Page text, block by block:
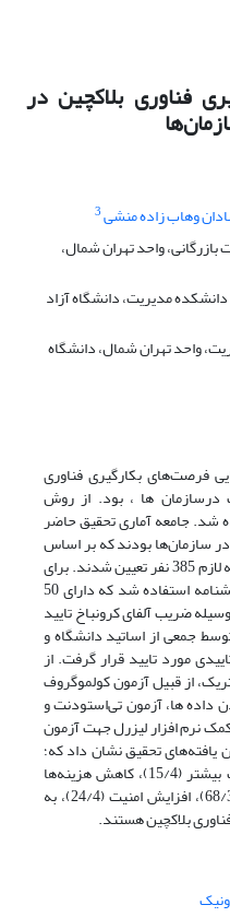
فناوری بلاکچین در
وهاب زاده منشی3
واحد تهران شمال،
دانشکده مدیریت، دانشگاه آزاد
واحد تهران شمال، دانشگاه
فرصت‌های بکارگیری فناوری
درسازمان ها ، بود. از روش
شد. جامعه آماری تحقیق حاضر
سازمان‌ها بودند که بر اساس
فرمول کوکران، در مجموع حجم نمونه لازم 385 نفر تعیین شدند. برای
بررسی متغیرهای تحقیق از ابزار پرسشنامه استفاده شد که دارای 50
ضریب آلفای کرونباخ تایید
جمعی از اساتید دانشگاه و
مورد تایید قرار گرفت. از
از قبیل آزمون کولموگروف
داده ها، آزمون تی‌استودنت و
نرم افزار لیزرل جهت آزمون
تحقیق نشان داد که؛
عوامل بهبود کارایی (75/3)، شفافیت بیشتر (15/4)، کاهش هزینه‌ها
(87/3)، ارتقای همکاری و ارتباطات (68/3)، افزایش امنیت (24/4)، به
بلاکچین هستند.